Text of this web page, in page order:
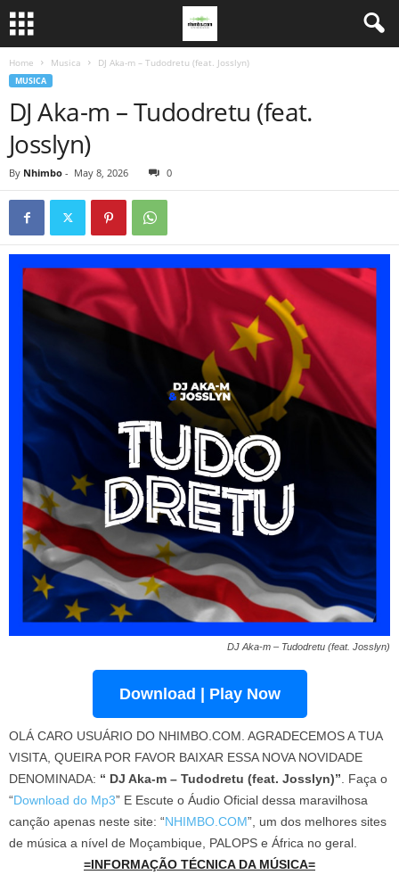
Home Musica DJ Aka-m – Tudodretu (feat. Josslyn)
MUSICA
DJ Aka-m – Tudodretu (feat.
Josslyn)
By Nhimbo - May 8, 2026 0
DJ Aka-m – Tudodretu (feat. Josslyn)
Download | Play Now
OLÁ CARO USUÁRIO DO NHIMBO.COM. AGRADECEMOS A TUA
VISITA, QUEIRA POR FAVOR BAIXAR ESSA NOVA NOVIDADE
DENOMINADA: “ DJ Aka-m – Tudodretu (feat. Josslyn)” . Faça o
“Download do Mp3” E Escute o Áudio Oficial dessa maravilhosa
canção apenas neste site: “NHIMBO.COM”, um dos melhores sites
de música a nível de Moçambique, PALOPS e África no geral.
=INFORMAÇÃO TÉCNICA DA MÚSICA=